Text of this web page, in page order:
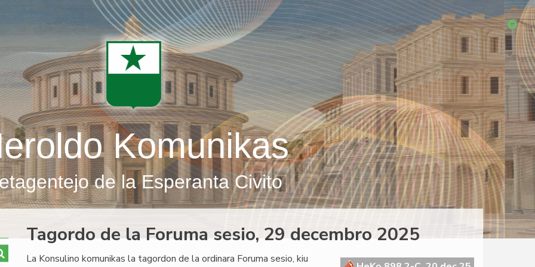
Komunikas
de la Esperanta Civito
Tagordo de la Foruma sesio, 29 decembro 2025
La Konsulino komunikas la tagordon de la ordinara Foruma sesio, kiu